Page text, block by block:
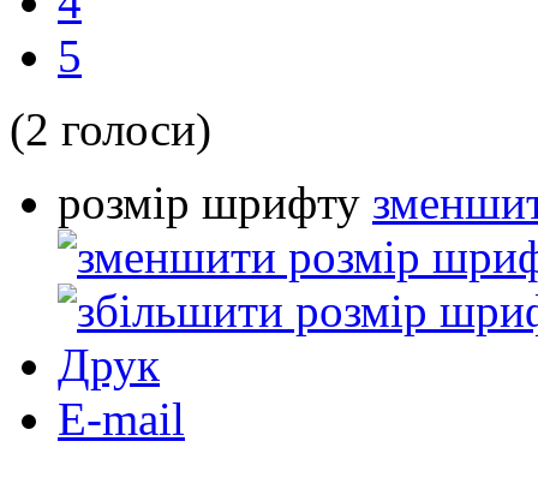
5
(2 голоси)
розмір шрифту
Друк
E-mail